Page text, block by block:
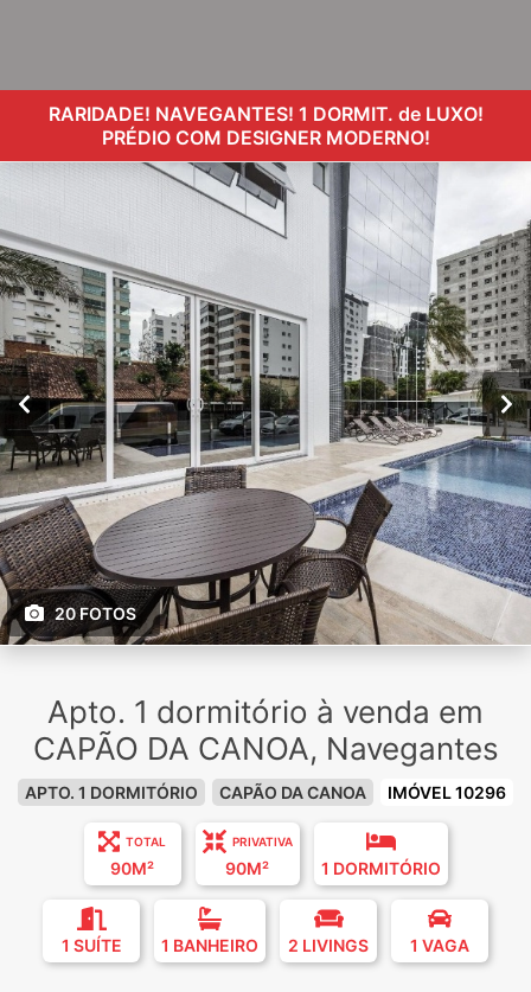
RARIDADE! NAVEGANTES! 1 DORMIT. de LUXO!
PRÉDIO COM DESIGNER MODERNO!
20 FOTOS
Apto. 1 dormitório à venda em
CAPÃO DA CANOA, Navegantes
APTO. 1 DORMITÓRIO CAPÃO DA CANOA IMÓVEL 10296
TOTAL
90M²
PRIVATIVA
90M² 1 DORMITÓRIO
1 SUÍTE 1 BANHEIRO 2 LIVINGS 1 VAGA